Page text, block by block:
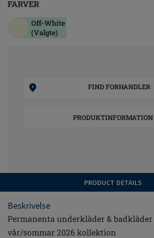
FARVER
Off-White
(Valgte)
FIND FORHANDLER
PRODUKTINFORMATION
PRODUCT DETAILS
Beskrivelse
Permanenta underkläder &
vår/sommar 2026 kollektion